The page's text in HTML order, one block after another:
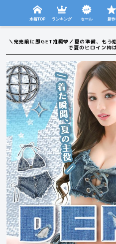
水着TOP ランキング セール 新作
＼完売前に即GET推奨🩵／夏の準備、もう
で夏のヒロイン枠